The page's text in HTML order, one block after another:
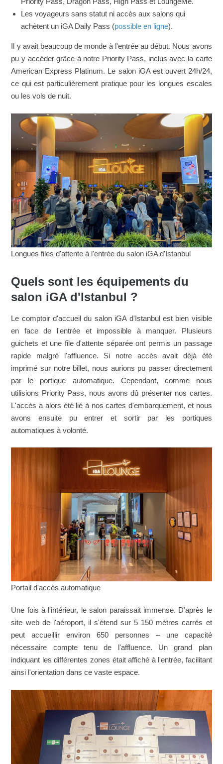
Les voyageurs sans statut ni accès aux salons qui
achètent un iGA Daily Pass (possible en ligne).
Il y avait beaucoup de monde à l'entrée au début. Nous avons
pu y accéder grâce à notre Priority Pass, inclus avec la carte
American Express Platinum. Le salon iGA est ouvert 24h/24,
ce qui est particulièrement pratique pour les longues escales
ou les vols de nuit.
Longues files d'attente à l'entrée du salon iGA d'Istanbul
Quels sont les équipements du
salon iGA d'Istanbul ?
Le comptoir d'accueil du salon iGA d'Istanbul est bien visible
en face de l'entrée et impossible à manquer. Plusieurs
guichets et une file d'attente séparée ont permis un passage
rapide malgré l'affluence. Si notre accès avait déjà été
imprimé sur notre billet, nous aurions pu passer directement
par le portique automatique. Cependant, comme nous
utilisions Priority Pass, nous avons dû présenter nos cartes.
L'accès a alors été lié à nos cartes d'embarquement, et nous
avons ensuite pu entrer et sortir par les portiques
automatiques à volonté.
Portail d'accès automatique
Une fois à l'intérieur, le salon paraissait immense. D'après le
site web de l'aéroport, il s'étend sur 5 150 mètres carrés et
peut accueillir environ 650 personnes – une capacité
nécessaire compte tenu de l'affluence. Un grand plan
indiquant les différentes zones était affiché à l'entrée, facilitant
ainsi l'orientation dans ce vaste espace.